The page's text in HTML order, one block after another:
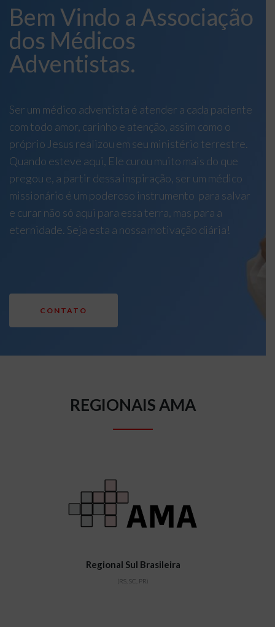
Bem Vindo a Associação
dos Médicos
Adventistas.
Ser um médico adventista é atender a cada paciente
com todo amor, carinho e atenção, assim como o
próprio Jesus realizou em seu ministério terrestre.
Quando esteve aqui, Ele curou muito mais do que
pregou e, a partir dessa inspiração, ser um médico
missionário é um poderoso instrumento para salvar
e curar não só aqui para essa terra, mas para a
eternidade. Seja esta a nossa motivação diária!
CONTATO
REGIONAIS AMA
Regional Sul Brasileira
(RS, SC, PR)